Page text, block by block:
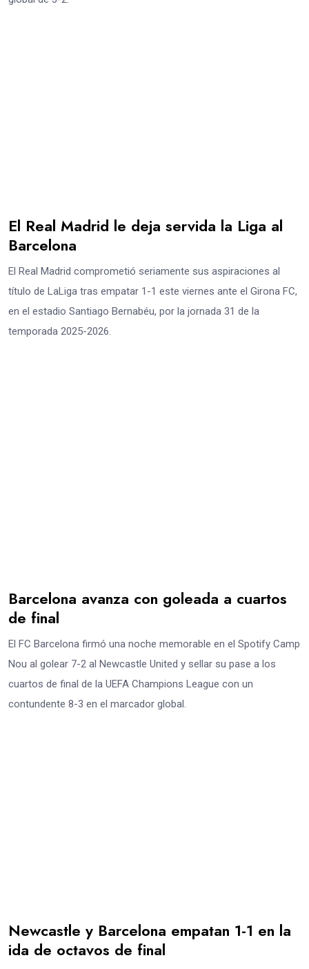
El Real Madrid le deja servida la Liga al
Barcelona
El Real Madrid comprometió seriamente sus aspiraciones al
título de LaLiga tras empatar 1-1 este viernes ante el Girona FC,
en el estadio Santiago Bernabéu, por la jornada 31 de la
temporada 2025-2026.
Barcelona avanza con goleada a cuartos
de final
El FC Barcelona firmó una noche memorable en el Spotify Camp
Nou al golear 7-2 al Newcastle United y sellar su pase a los
cuartos de final de la UEFA Champions League con un
contundente 8-3 en el marcador global.
Newcastle y Barcelona empatan 1-1 en la
ida de octavos de final